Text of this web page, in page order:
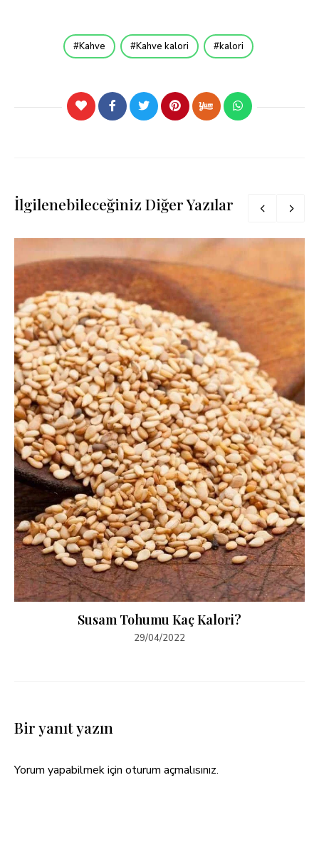
Kahve Kahve kalori kalori
İlgilenebileceğiniz Diğer Yazılar
Susam Tohumu Kaç Kalori?
29/04/2022
Bir yanıt yazın
Yorum yapabilmek için oturum açmalısınız.